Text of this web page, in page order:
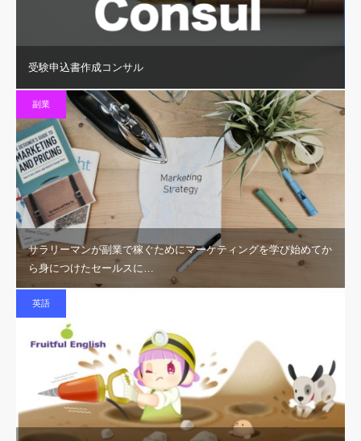
受験申込書作成コンサル
副業
サラリーマンが副業で稼ぐためにマーケティングを学び始めてか
ら身につけたセールスに…
英語